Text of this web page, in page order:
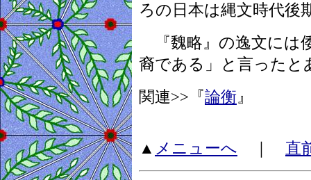
ろの日本は縄文時代後
『魏略』の逸文には
裔である」と言ったと
関連>>『論衡 』
▲ メニューへ ｜ 直